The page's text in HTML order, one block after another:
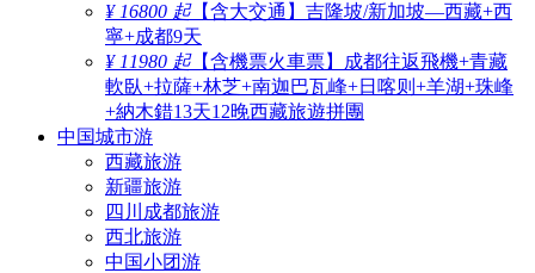
¥ 16800 起【含大交通】吉隆坡/新加坡—西藏+西
寧+成都9天
¥ 11980 起【含機票火車票】成都往返飛機+青藏
軟臥+拉薩+林芝+南迦巴瓦峰+日喀则+羊湖+珠峰
+納木錯13天12晚西藏旅遊拼團
中国城市游
西藏旅游
新疆旅游
四川成都旅游
西北旅游
中国小团游